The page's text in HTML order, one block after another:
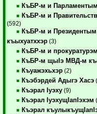
КъБР-м и Парламентым
КъБР-м и
(592)
КъБР-м и Президентым
къыхуатххэр (3)
КъБР-м и прокуратурэм
КъБР-м щыIэ МВД-м
Къуажэхьхэр (2)
Къэбэрдей Адыгэ Хасэ
Къэрал Iуэху (9)
Къэрал IуэхущIапIэхэм
Къэрал